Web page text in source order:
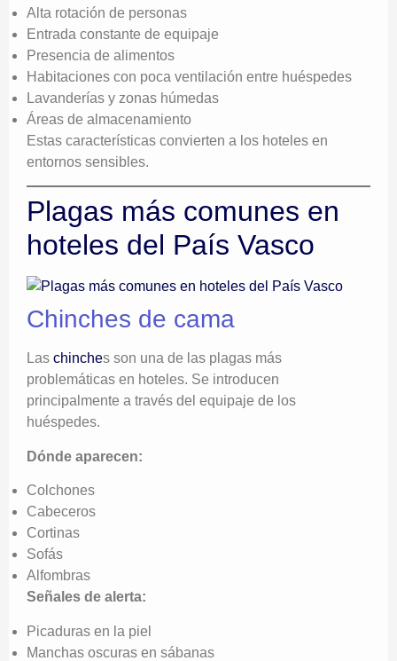
Alta rotación de personas
Entrada constante de equipaje
Presencia de alimentos
Habitaciones con poca ventilación entre huéspedes
Lavanderías y zonas húmedas
Áreas de almacenamiento
Estas características convierten a los hoteles en
entornos sensibles.
Plagas más comunes en
hoteles del País Vasco
Chinches de cama
Las chinches son una de las plagas más
problemáticas en hoteles. Se introducen
principalmente a través del equipaje de los
huéspedes.
Dónde aparecen:
Colchones
Cabeceros
Cortinas
Sofás
Alfombras
Señales de alerta:
Picaduras en la piel
Manchas oscuras en sábanas